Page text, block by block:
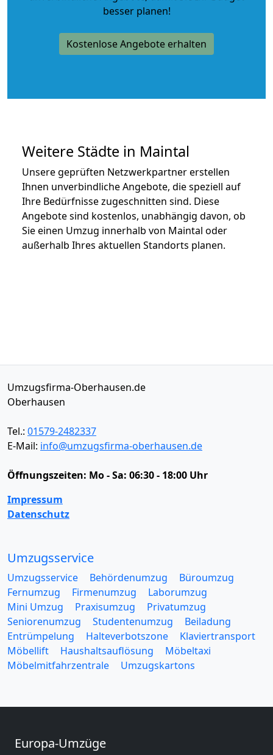
besser planen!
Kostenlose Angebote erhalten
Weitere Städte in Maintal
Unsere geprüften Netzwerkpartner erstellen
Ihnen unverbindliche Angebote, die speziell auf
Ihre Bedürfnisse zugeschnitten sind. Diese
Angebote sind kostenlos, unabhängig davon, ob
Sie einen Umzug innerhalb von Maintal oder
außerhalb Ihres aktuellen Standorts planen.
Umzugsfirma-Oberhausen.de
Oberhausen
Tel.: 01579-2482337
E-Mail: info@umzugsfirma-oberhausen.de
Öffnungszeiten: Mo - Sa: 06:30 - 18:00 Uhr
Impressum
Datenschutz
Umzugsservice
Umzugsservice Behördenumzug
Büroumzug
Fernumzug
Firmenumzug
Laborumzug
Mini Umzug
Praxisumzug
Privatumzug
Seniorenumzug
Studentenumzug
Beiladung
Entrümpelung
Halteverbotszone
Klaviertransport
Möbellift
Haushaltsauflösung
Möbeltaxi
Möbelmitfahrzentrale
Umzugskartons
Europa-Umzüge